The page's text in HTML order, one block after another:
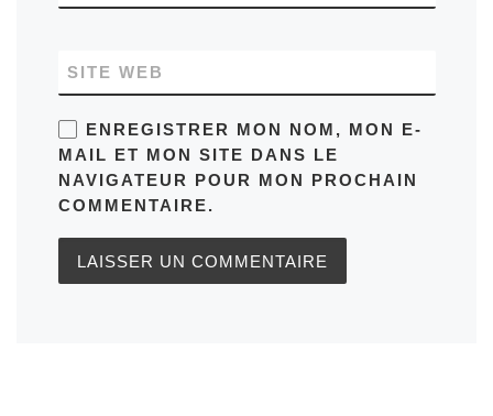
SITE WEB
ENREGISTRER MON NOM, MON E-
MAIL ET MON SITE DANS LE
NAVIGATEUR POUR MON PROCHAIN
COMMENTAIRE.